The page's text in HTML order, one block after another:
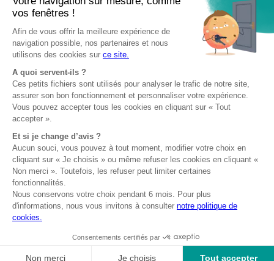
Devenir partenaireClub AMCCDocumentation
Formation & pose
Fabriqué en
France
© 2026— AMCC Fenêtres/Portes
Mentions légalesPolitique de confidentialitéPolitique de cookies
Site réalisé par Data Projekt
porte
Être rappelé
Demande de
Trouver
magasin